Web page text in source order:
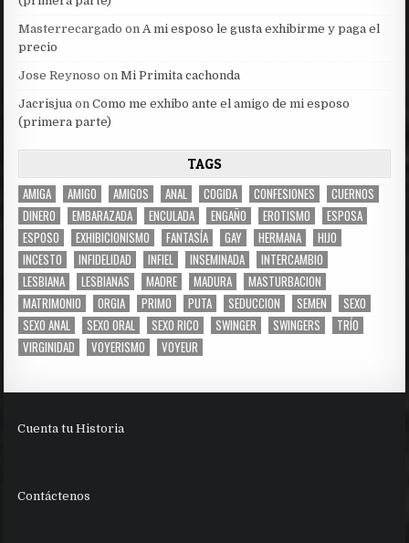
Masterrecargado onA mi esposo le gusta exhibirme y paga el
precio
Jose Reynoso onMi Primita cachonda
Jacrisjua onComo me exhibo ante el amigo de mi esposo
(primera parte)
TAGS
AMIGA AMIGO AMIGOS ANAL COGIDA CONFESIONES
CUERNOS
DINERO
EMBARAZADA ENCULADA ENGAÑO EROTISMO
ESPOSA
ESPOSO
EXHIBICIONISMO FANTASÍA GAY HERMANA
HIJO
INCESTO
INFIDELIDAD INFIEL INSEMINADA
INTERCAMBIO
LESBIANA
LESBIANAS MADRE MADURA
MASTURBACION
MATRIMONIO
ORGIA PRIMO PUTA SEDUCCION SEMEN
SEXO
SEXO ANAL
SEXO ORAL SEXO RICO SWINGER SWINGERS
TRÍO
VIRGINIDAD
VOYERISMO VOYEUR
Cuenta tu Historia
Contáctenos